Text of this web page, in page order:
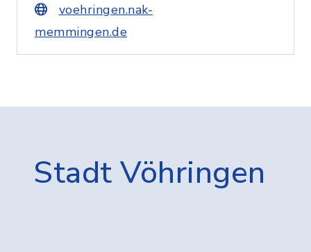
voehringen.nak-
memmingen.de
Stadt Vöhringen